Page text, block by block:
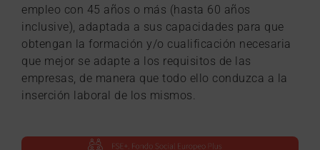
empleo con 45 años o más (hasta 60 años
inclusive), adaptada a sus capacidades para que
obtengan la formación y/o cualificación necesaria
que mejor se adapte a los requisitos de las
empresas, de manera que todo ello conduzca a la
inserción laboral de los mismos.